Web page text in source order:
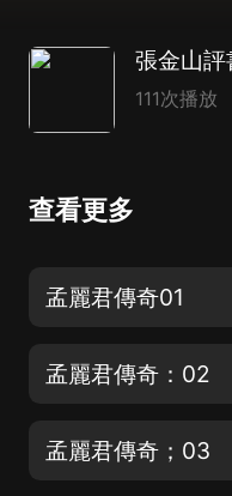
111次播放
查看更多
孟麗君傳奇01
孟麗君傳奇：02
孟麗君傳奇；03